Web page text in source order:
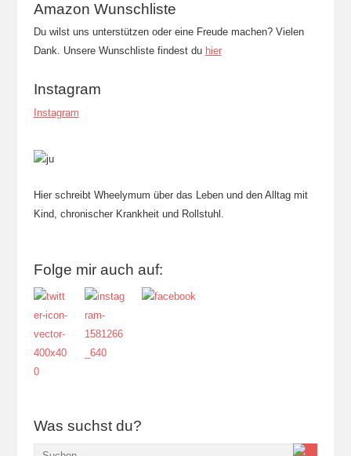
Amazon Wunschliste
Du wilst uns unterstützen oder eine Freude machen? Vielen
Dank. Unsere Wunschliste findest du hier
Instagram
Instagram
Hier schreibt Wheelymum über das Leben und den Alltag mit
Kind, chronischer Krankheit und Rollstuhl.
Folge mir auch auf:
Was suchst du?